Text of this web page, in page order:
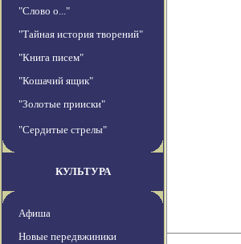
"Слово о..."
"Тайная история творений"
"Книга писем"
"Кошачий ящик"
"Золотые прииски"
"Сердитые стрелы"
КУЛЬТУРА
Афиша
Новые передвжиники